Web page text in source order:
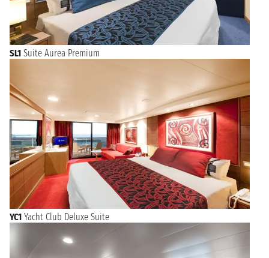
SL1 Suite Aurea Premium
YC1 Yacht Club Deluxe Suite